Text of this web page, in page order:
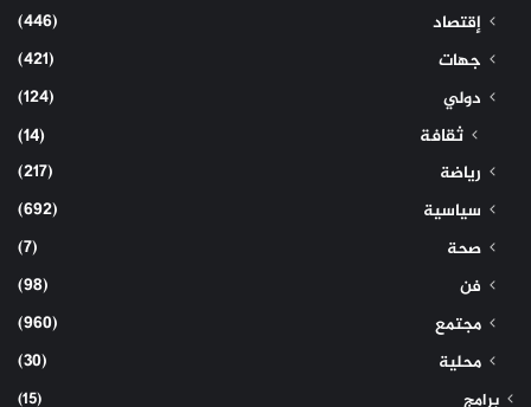
إقتصاد
(446)
جهات
(421)
دولي
(124)
ثقافة (14)
رياضة
(217)
سياسية
(692)
صحة
(7)
فن
(98)
مجتمع
(960)
محلية
(30)
برامج (15)